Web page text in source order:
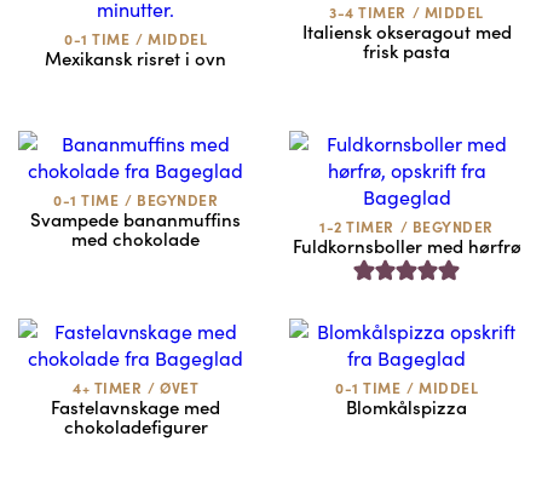
0-1 TIME / MIDDEL
Mexikansk risret i ovn
3-4 TIMER / MIDDEL
Italiensk okseragout med
frisk pasta
0-1 TIME / BEGYNDER
Svampede bananmuffins
med chokolade 1-2 TIMER / BEGYNDER
Fuldkornsboller med hørfrø
4+ TIMER / ØVET
Fastelavnskage med
chokoladefigurer
0-1 TIME / MIDDEL
Blomkålspizza